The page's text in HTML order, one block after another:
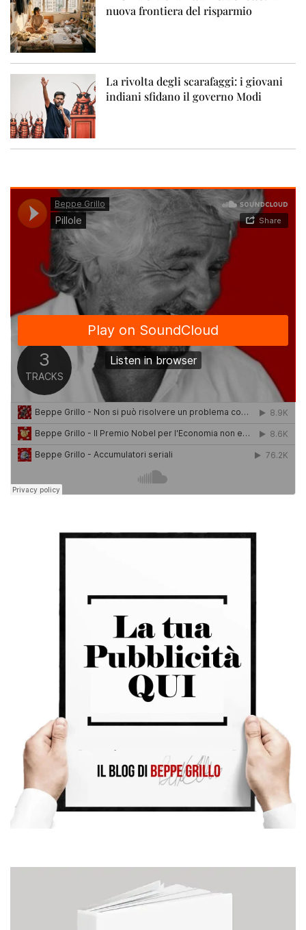
nuova frontiera del risparmio
La rivolta degli scarafaggi: i giovani
indiani sfidano il governo Modi